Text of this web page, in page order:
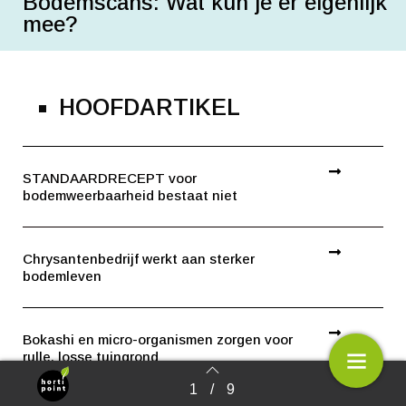
Terug naar overzicht 1 / 9
mee?
HOOFDARTIKEL
STANDAARDRECEPT voor
bodemweerbaarheid bestaat niet
Chrysantenbedrijf werkt aan sterker
bodemleven
Bokashi en micro-organismen zorgen voor
rulle, losse tuingrond